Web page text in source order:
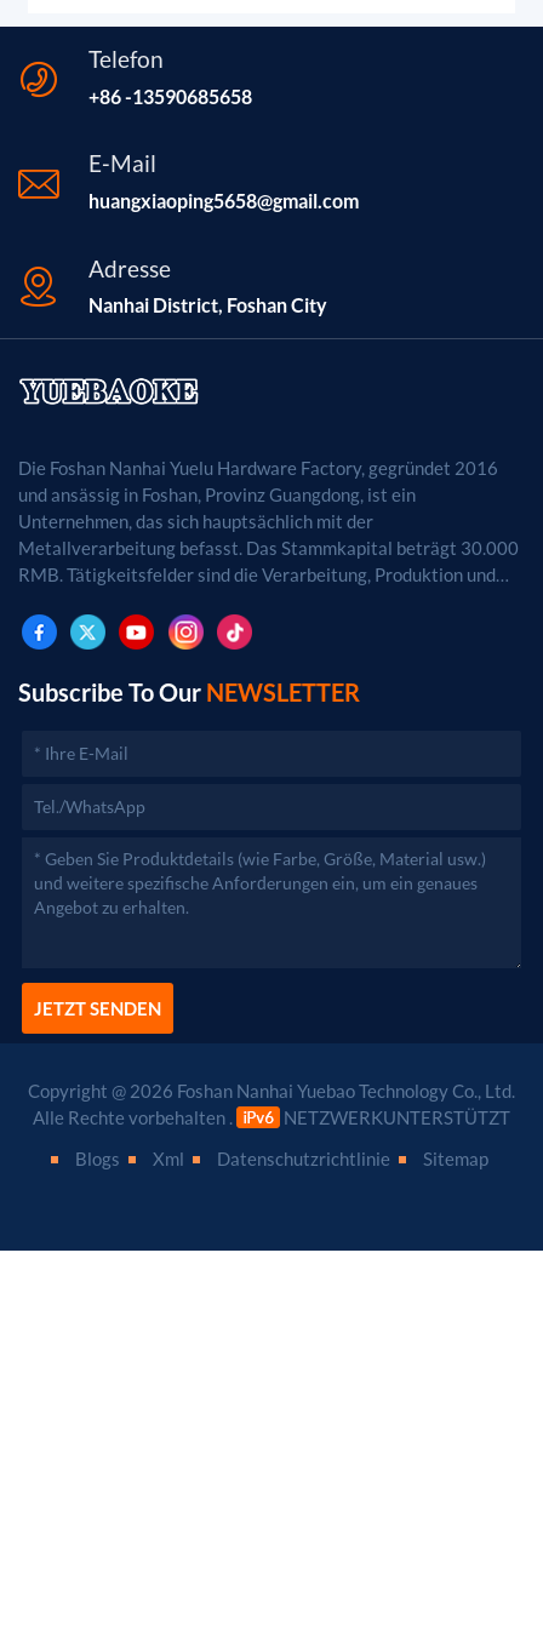
Steifigkeit und reibungslose Linearbewegung für
professionelles Markieren und Schneiden
Telefon
+86 -13590685658
E-Mail
huangxiaoping5658@gmail.com
Adresse
Nanhai District, Foshan City
Die Foshan Nanhai Yuelu Hardware Factory, gegründet 2016
und ansässig in Foshan, Provinz Guangdong, ist ein
Unternehmen, das sich hauptsächlich mit der
Metallverarbeitung befasst. Das Stammkapital beträgt 30.000
RMB. Tätigkeitsfelder sind die Verarbeitung, Produktion und
genehmigungspflichtigen Projekten dürfen die
Geschäftstätigkeiten erst nach Genehmigung durch die
zuständigen Behörden aufgenommen werden.)
Subscribe To Our NEWSLETTER
JETZT SENDEN
Copyright @ 2026 Foshan Nanhai Yuebao Technology Co., Ltd.
Alle Rechte vorbehalten .
NETZWERKUNTERSTÜTZT
Blogs
Xml Datenschutzrichtlinie Sitemap